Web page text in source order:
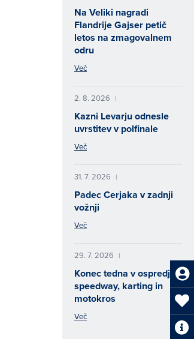
Na Veliki nagradi
Flandrije Gajser petič
letos na zmagovalnem
odru
Več
2. 8. 2026 |
Kazni Levarju odnesle
uvrstitev v polfinale
Več
31. 7. 2026 |
Padec Cerjaka v zadnji
vožnji
Več
29. 7. 2026 |
Konec tedna v ospredju
speedway, karting in
motokros
Več